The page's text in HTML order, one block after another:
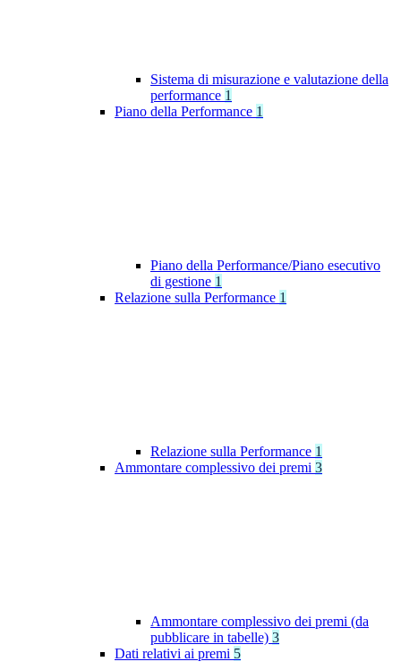
Sistema di misurazione e valutazione della
performance 1
Piano della Performance 1
Piano della Performance/Piano esecutivo
di gestione 1
Relazione sulla Performance 1
Relazione sulla Performance 1
Ammontare complessivo dei premi 3
Ammontare complessivo dei premi (da
pubblicare in tabelle) 3
Dati relativi ai premi 5